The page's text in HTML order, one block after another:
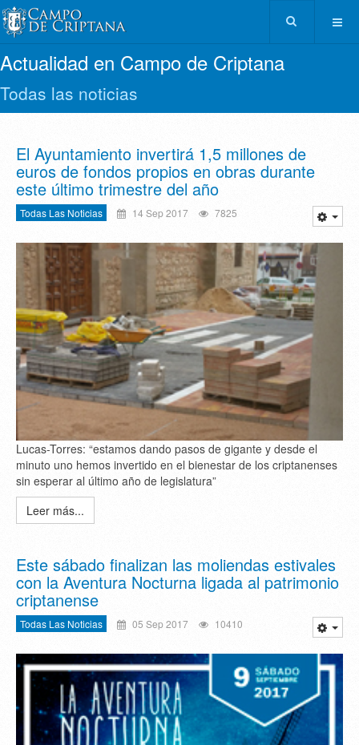
Actualidad en Campo de Criptana
Todas las noticias
El Ayuntamiento invertirá 1,5 millones de
euros de fondos propios en obras durante
este último trimestre del año
Todas Las Noticias 14 Sep 2017 7825
Lucas-Torres: “estamos dando pasos de gigante y desde el
minuto uno hemos invertido en el bienestar de los criptanenses
sin esperar al último año de legislatura”
Leer más...
Este sábado finalizan las moliendas estivales
con la Aventura Nocturna ligada al patrimonio
criptanense
Todas Las Noticias 05 Sep 2017 10410